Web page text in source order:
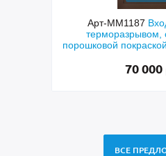
Арт-ММ1187
терморазрывом,
порошковой
70 000
ВСЕ